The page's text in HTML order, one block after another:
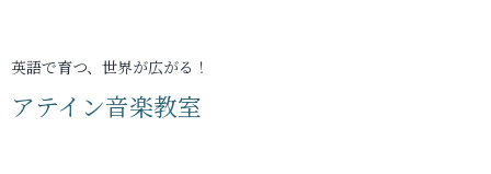
英語で育つ、世界が広がる！
アテイン音楽教室